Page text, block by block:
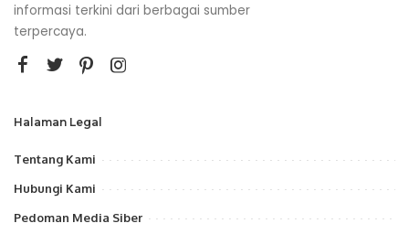
informasi terkini dari berbagai sumber
terpercaya.
Halaman Legal
Tentang Kami
Hubungi Kami
Pedoman Media Siber